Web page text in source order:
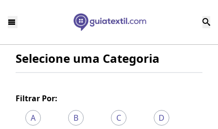
Selecione uma Categoria
Filtrar Por:
A
B C
D